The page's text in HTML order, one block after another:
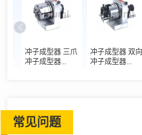
冲子成型器 三爪
冲子成型器...
冲子成型器 双向
冲子成型器...
常见问题